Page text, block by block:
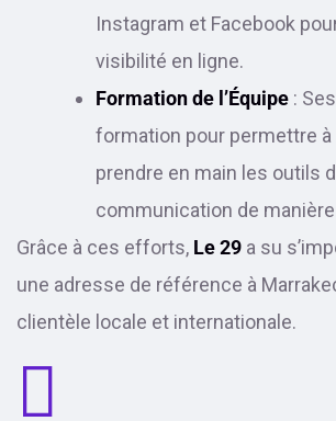
Instagram et Facebook
visibilité en ligne.
Formation de l’Équipe :
formation pour permettre à
prendre en main les outils
communication de
Grâce à ces efforts, Le 29 a su
une adresse de référence à
clientèle locale et internationale.